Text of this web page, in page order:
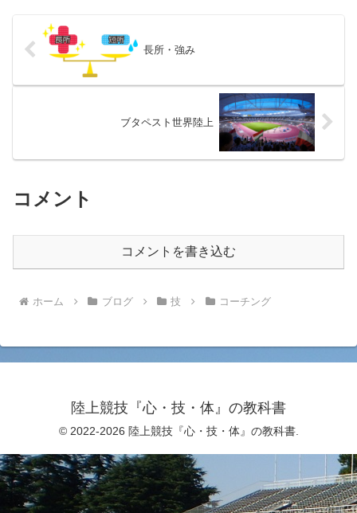
長所・強み
ブタペスト世界陸上
コメント
コメントを書き込む
ホーム ブログ 技 コーチング
陸上競技『心・技・体』の教科書
© 2022-2026 陸上競技『心・技・体』の教科書.